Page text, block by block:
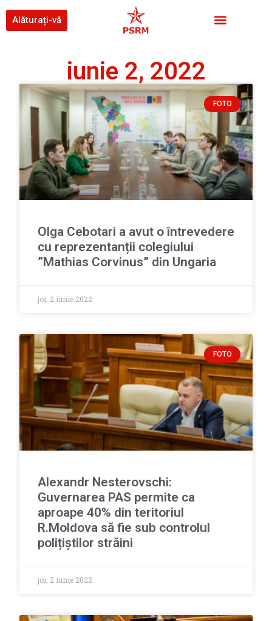
Alăturați-vă
iunie 2, 2022
FOTO
Olga Cebotari a avut o întrevedere
cu reprezentanții colegiului
”Mathias Corvinus” din Ungaria
joi, 2 iunie 2022
FOTO
Alexandr Nesterovschi:
Guvernarea PAS permite ca
aproape 40% din teritoriul
R.Moldova să fie sub controlul
polițiștilor străini
joi, 2 iunie 2022